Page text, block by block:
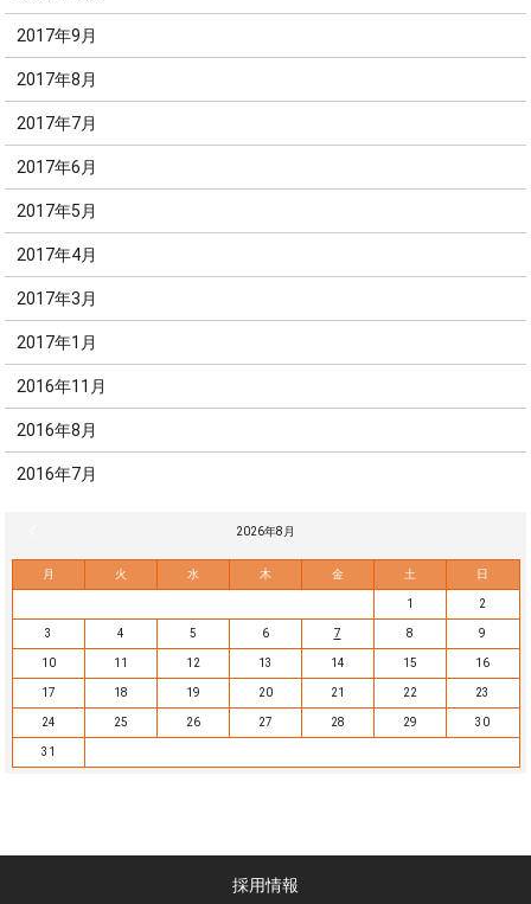
2017年9月
2017年8月
2017年7月
2017年6月
2017年5月
2017年4月
2017年3月
2017年1月
2016年11月
2016年8月
2016年7月
2026年8月
月 火 水 木 金 土 日
1 2
3 4 5 6 7 8 9
10 11 12 13 14 15 16
17 18 19 20 21 22 23
24 25 26 27 28 29 30
31
採用情報